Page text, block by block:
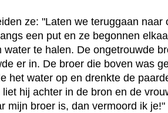
ze: "Laten we teruggaan naar
een put en ze begonnen
water te halen. De ongetrouwde
er in. De broer die boven was
het water op en drenkte de
hij achter in de bron en de
mijn broer is, dan vermoord ik je!"